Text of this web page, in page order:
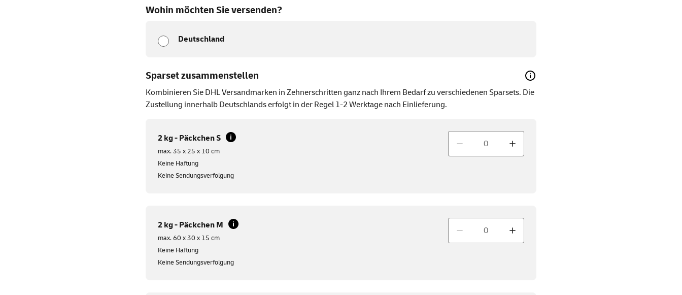
Wohin möchten Sie versenden?
Deutschland
Sparset zusammenstellen
Kombinieren Sie DHL Versandmarken in Zehnerschritten ganz nach Ihrem Bedarf zu verschiedenen Sparsets. Die
Zustellung innerhalb Deutschlands erfolgt in der Regel 1-2 Werktage nach Einlieferung.
2 kg - Päckchen S
max. 35 x 25 x 10 cm
Keine Haftung
Keine Sendungsverfolgung
2 kg - Päckchen M
max. 60 x 30 x 15 cm
Keine Haftung
Keine Sendungsverfolgung